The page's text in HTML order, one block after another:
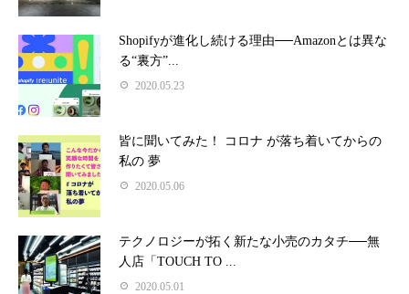
Shopifyが進化し続ける理由──Amazonとは異な
る“裏方”...
2020.05.23
皆に聞いてみた！ コロナ が落ち着いてからの
私の 夢
2020.05.06
テクノロジーが拓く新たな小売のカタチ──無
人店「TOUCH TO ...
2020.05.01